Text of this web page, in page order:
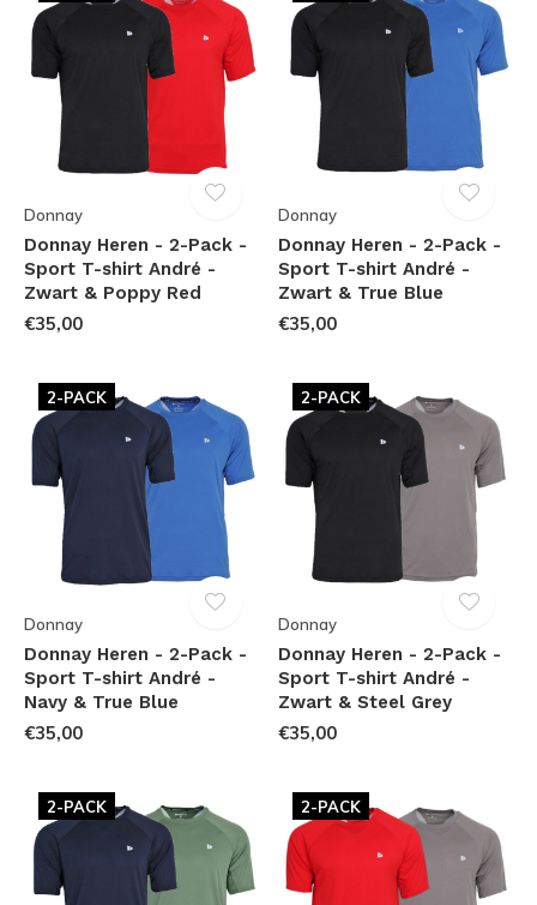
Donnay
Donnay Heren - 2-Pack -
Sport T-shirt André -
Zwart & Poppy Red
€35,00
Donnay
Donnay Heren - 2-Pack -
Sport T-shirt André -
Zwart & True Blue
€35,00
2-PACK
Donnay
Donnay Heren - 2-Pack -
Sport T-shirt André -
Navy & True Blue
€35,00
2-PACK
Donnay
Donnay Heren - 2-Pack -
Sport T-shirt André -
Zwart & Steel Grey
€35,00
2-PACK 2-PACK